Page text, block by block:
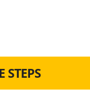
STEPS